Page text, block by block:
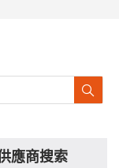
應商搜索